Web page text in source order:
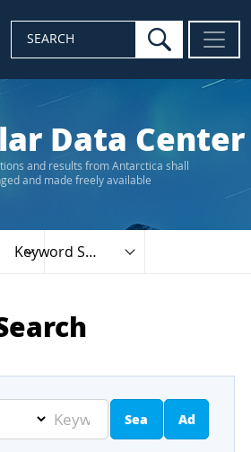
SEARCH search
Data Center
and results from Antarctica shall
and made freely available
Keyword Search
Sea Ad